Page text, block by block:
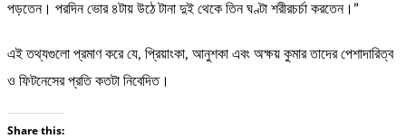
পড়তেন। পরদিন ভোর ৪টায় উঠে টানা দুই থেকে তিন ঘণ্টা শরীরচর্চা করতেন।”
এই তথ্যগুলো প্রমাণ করে যে, প্রিয়াংকা, আনুশকা এবং অক্ষয় কুমার তাদের পেশাদারিত্ব
ও ফিটনেসের প্রতি কতটা নিবেদিত।
Share this: